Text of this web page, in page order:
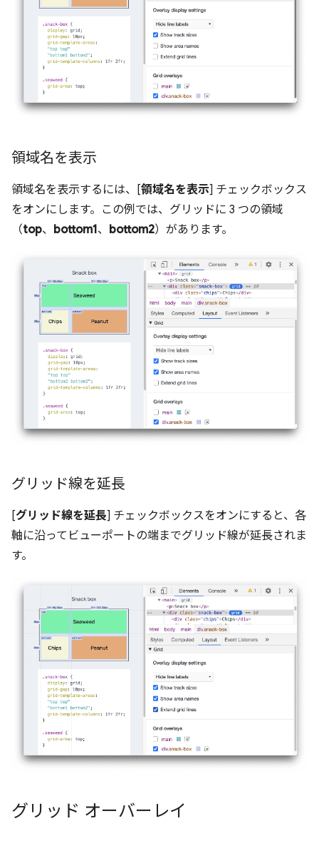
領域名を表示
領域名を表示するには、[領域名を表示] チェックボックス
をオンにします。この例では、グリッドに 3 つの領域
（top、 bottom1、 bottom2）があります。
グリッド線を延長
[グリッド線を延長] チェックボックスをオンにすると、各
軸に沿ってビューポートの端までグリッド線が延長されま
す。
グリッド オーバーレイ